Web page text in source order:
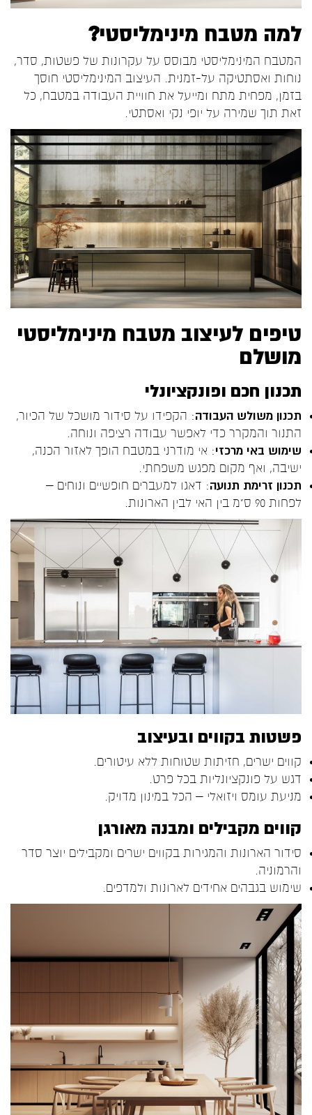
למה מטבח מינימליסטי?
המטבח המינימליסטי מבוסס על עקרונות של פשטות, סדר,
נוחות ואסתטיקה על-זמנית. העיצוב המינימליסטי חוסך
בזמן, מפחית מתח ומייעל את חוויית העבודה במטבח, כל
זאת תוך שמירה על יופי נקי ואסתטי.
טיפים לעיצוב מטבח מינימליסטי
מושלם
תכנון חכם ופונקציונלי
תכנון משולש העבודה: הקפידו על סידור מושכל של הכיור,
התנור והמקרר כדי לאפשר עבודה רציפה ונוחה.
שימוש באי מרכזי: אי מודרני במטבח הופך לאזור הכנה,
ישיבה, ואף מקום מפגש משפחתי.
תכנון זרימת תנועה: דאגו למעברים חופשיים ונוחים –
לפחות 90 ס"מ בין האי לבין הארונות.
פשטות בקווים ובעיצוב
קווים ישרים, חזיתות שטוחות ללא עיטורים.
דגש על פונקציונליות בכל פרט.
מניעת עומס ויזואלי – הכל במינון מדויק.
קווים מקבילים ומבנה מאורגן
סידור הארונות והמגירות בקווים ישרים ומקבילים יוצר סדר
והרמוניה.
שימוש בגבהים אחידים לארונות ולמדפים.